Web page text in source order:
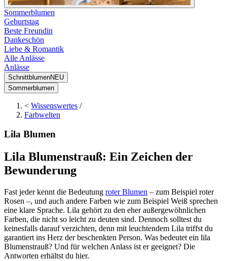
Sommerblumen
Geburtstag
Beste Freundin
Dankeschön
Liebe & Romantik
Alle Anlässe
Anlässe
SchnittblumenNEU
Sommerblumen
< Wissenswertes /
Farbwelten
Lila Blumen
Lila Blumenstrauß: Ein Zeichen der
Bewunderung
Fast jeder kennt die Bedeutung roter Blumen – zum Beispiel roter
Rosen –, und auch andere Farben wie zum Beispiel Weiß sprechen
eine klare Sprache. Lila gehört zu den eher außergewöhnlichen
Farben, die nicht so leicht zu deuten sind. Dennoch solltest du
keinesfalls darauf verzichten, denn mit leuchtendem Lila triffst du
garantiert ins Herz der beschenkten Person. Was bedeutet ein lila
Blumenstrauß? Und für welchen Anlass ist er geeignet? Die
Antworten erhältst du hier.